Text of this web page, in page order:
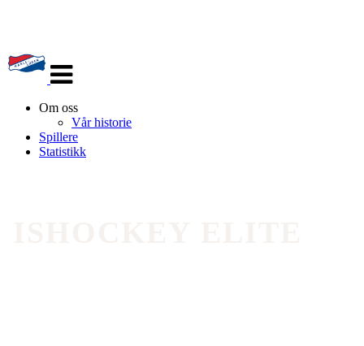
navigasjon
Om oss
Vår historie
Spillere
Statistikk